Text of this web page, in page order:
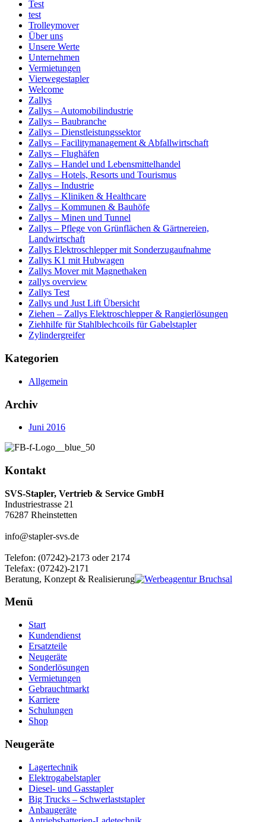
Test
test
Trolleymover
Über uns
Unsere Werte
Unternehmen
Vermietungen
Vierwegestapler
Welcome
Zallys
Zallys – Automobilindustrie
Zallys – Baubranche
Zallys – Dienstleistungssektor
Zallys – Facilitymanagement & Abfallwirtschaft
Zallys – Flughäfen
Zallys – Handel und Lebensmittelhandel
Zallys – Hotels, Resorts und Tourismus
Zallys – Industrie
Zallys – Kliniken & Healthcare
Zallys – Kommunen & Bauhöfe
Zallys – Minen und Tunnel
Zallys – Pflege von Grünflächen & Gärtnereien,
Landwirtschaft
Zallys Elektroschlepper mit Sonderzugaufnahme
Zallys K1 mit Hubwagen
Zallys Mover mit Magnethaken
zallys overview
Zallys Test
Zallys und Just Lift Übersicht
Ziehen – Zallys Elektroschlepper & Rangierlösungen
Ziehhilfe für Stahlblechcoils für Gabelstapler
Zylindergreifer
Kategorien
Allgemein
Archiv
Juni 2016
Kontakt
SVS-Stapler, Vertrieb & Service GmbH
Industriestrasse 21
76287 Rheinstetten
info@stapler-svs.de
Telefon: (07242)-2173 oder 2174
Telefax: (07242)-2171
Beratung, Konzept & Realisierung
Menü
Start
Kundendienst
Ersatzteile
Neugeräte
Sonderlösungen
Vermietungen
Gebrauchtmarkt
Karriere
Schulungen
Shop
Neugeräte
Lagertechnik
Elektrogabelstapler
Diesel- und Gasstapler
Big Trucks – Schwerlaststapler
Anbaugeräte